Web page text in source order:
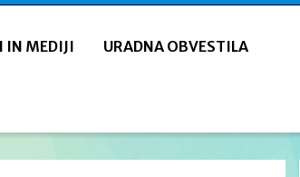
IN MEDIJI URADNA OBVESTILA